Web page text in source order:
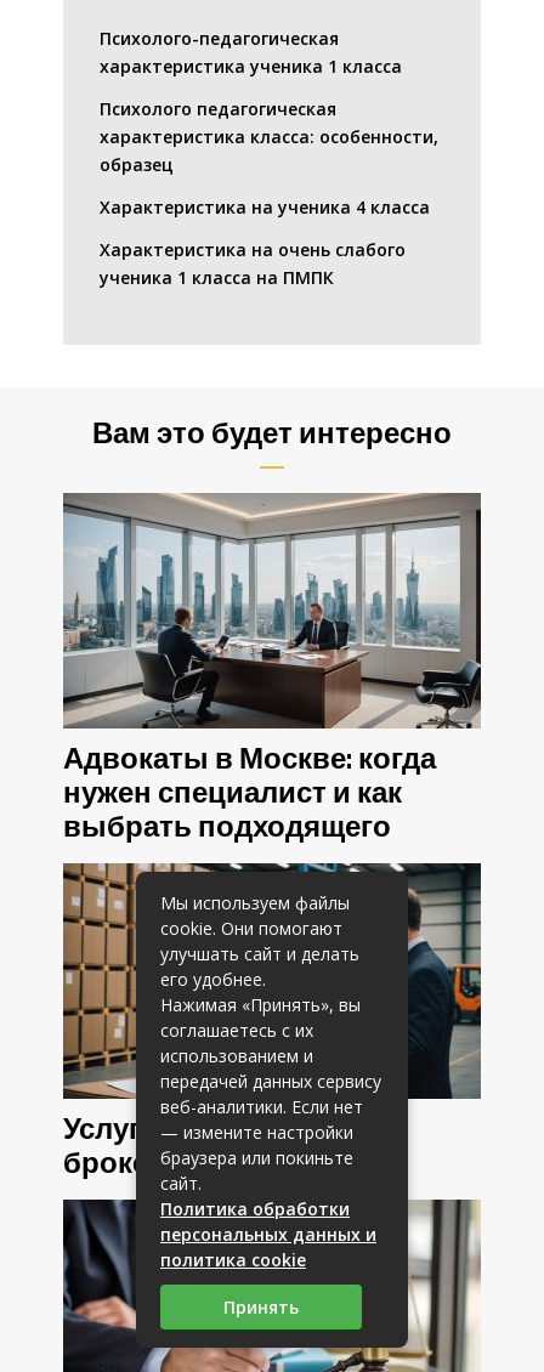
Психолого-педагогическая
характеристика ученика 1 класса
Психолого педагогическая
характеристика класса: особенности,
образец
Характеристика на ученика 4 класса
Характеристика на очень слабого
ученика 1 класса на ПМПК
Вам это будет интересно
Адвокаты в Москве: когда
нужен специалист и как
выбрать подходящего
Услуги таможенного
брокера
Мы используем файлы
cookie. Они помогают
улучшать сайт и делать
его удобнее.
Нажимая «Принять», вы
соглашаетесь с их
использованием и
передачей данных сервису
веб-аналитики. Если нет
— измените настройки
браузера или покиньте
сайт.
Политика обработки
персональных данных и
политика cookie
Принять